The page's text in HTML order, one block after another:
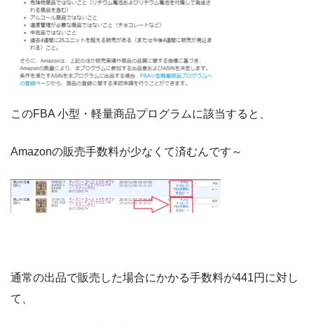
このFBA 小型・軽量商品プログラムに該当すると、
Amazonの販売手数料が少なくて済むんです～
通常の出品で販売した場合にかかる手数料が441円に対し
て、